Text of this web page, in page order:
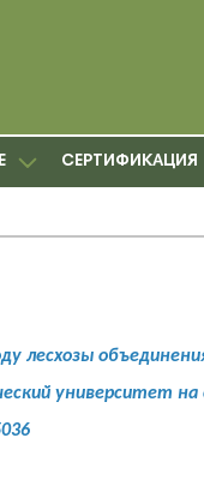
СЕРТИФИКАЦИЯ
лесхозы
университет